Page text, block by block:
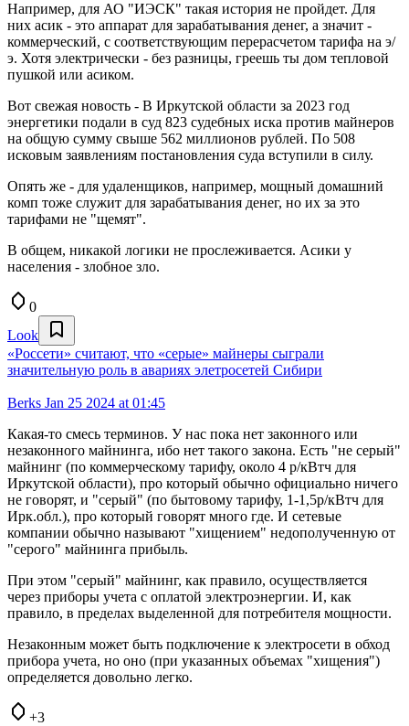
Например, для АО "ИЭСК" такая история не пройдет. Для
них асик - это аппарат для зарабатывания денег, а значит -
коммерческий, с соответствующим перерасчетом тарифа на э/
э. Хотя электрически - без разницы, греешь ты дом тепловой
пушкой или асиком.
Вот свежая новость - В Иркутской области за 2023 год
энергетики подали в суд 823 судебных иска против майнеров
на общую сумму свыше 562 миллионов рублей. По 508
исковым заявлениям постановления суда вступили в силу.
Опять же - для удаленщиков, например, мощный домашний
комп тоже служит для зарабатывания денег, но их за это
тарифами не "щемят".
В общем, никакой логики не прослеживается. Асики у
населения - злобное зло.
0
Look
«Россети» считают, что «серые» майнеры сыграли
значительную роль в авариях элетросетей Сибири
Berks Jan 25 2024 at 01:45
Какая-то смесь терминов. У нас пока нет законного или
незаконного майнинга, ибо нет такого закона. Есть "не серый"
майнинг (по коммерческому тарифу, около 4 р/кВтч для
Иркутской области), про который обычно официально ничего
не говорят, и "серый" (по бытовому тарифу, 1-1,5р/кВтч для
Ирк.обл.), про который говорят много где. И сетевые
компании обычно называют "хищением" недополученную от
"серого" майнинга прибыль.
При этом "серый" майнинг, как правило, осуществляется
через приборы учета с оплатой электроэнергии. И, как
правило, в пределах выделенной для потребителя мощности.
Незаконным может быть подключение к электросети в обход
прибора учета, но оно (при указанных объемах "хищения")
определяется довольно легко.
+3